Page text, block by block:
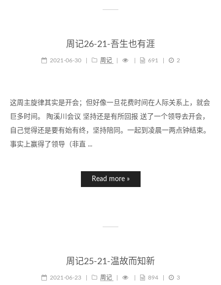
周记26-21-吾生也有涯
2021-06-30 周记 691 2
这周主旋律其实是开会；但好像一旦花费时间在人际关系上，就会
巨多时间。 陶溪川会议 坚持还是有所回报 送了一个领导去开会，
自己觉得还是要有始有终，坚持陪同。一起到凌晨一两点钟结束。
事实上赢得了领导（非直 ...
Read more »
周记25-21-温故而知新
2021-06-23 周记 894 3